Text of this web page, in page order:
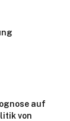
auf
von